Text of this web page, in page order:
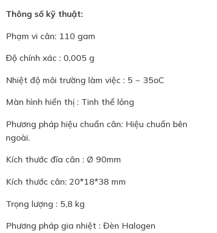
Thông số kỹ thuật:
Phạm vi cân: 110 gam
Độ chính xác : 0,005 g
Nhiệt độ môi trường làm việc : 5 ~ 35oC
Màn hình hiển thị : Tinh thể lỏng
Phương pháp hiệu chuẩn cân: Hiệu chuẩn bên
ngoài.
Kích thước đĩa cân : Ø 90mm
Kích thước cân: 20*18*38 mm
Trọng lượng : 5,8 kg
Phương pháp gia nhiệt : Đèn Halogen